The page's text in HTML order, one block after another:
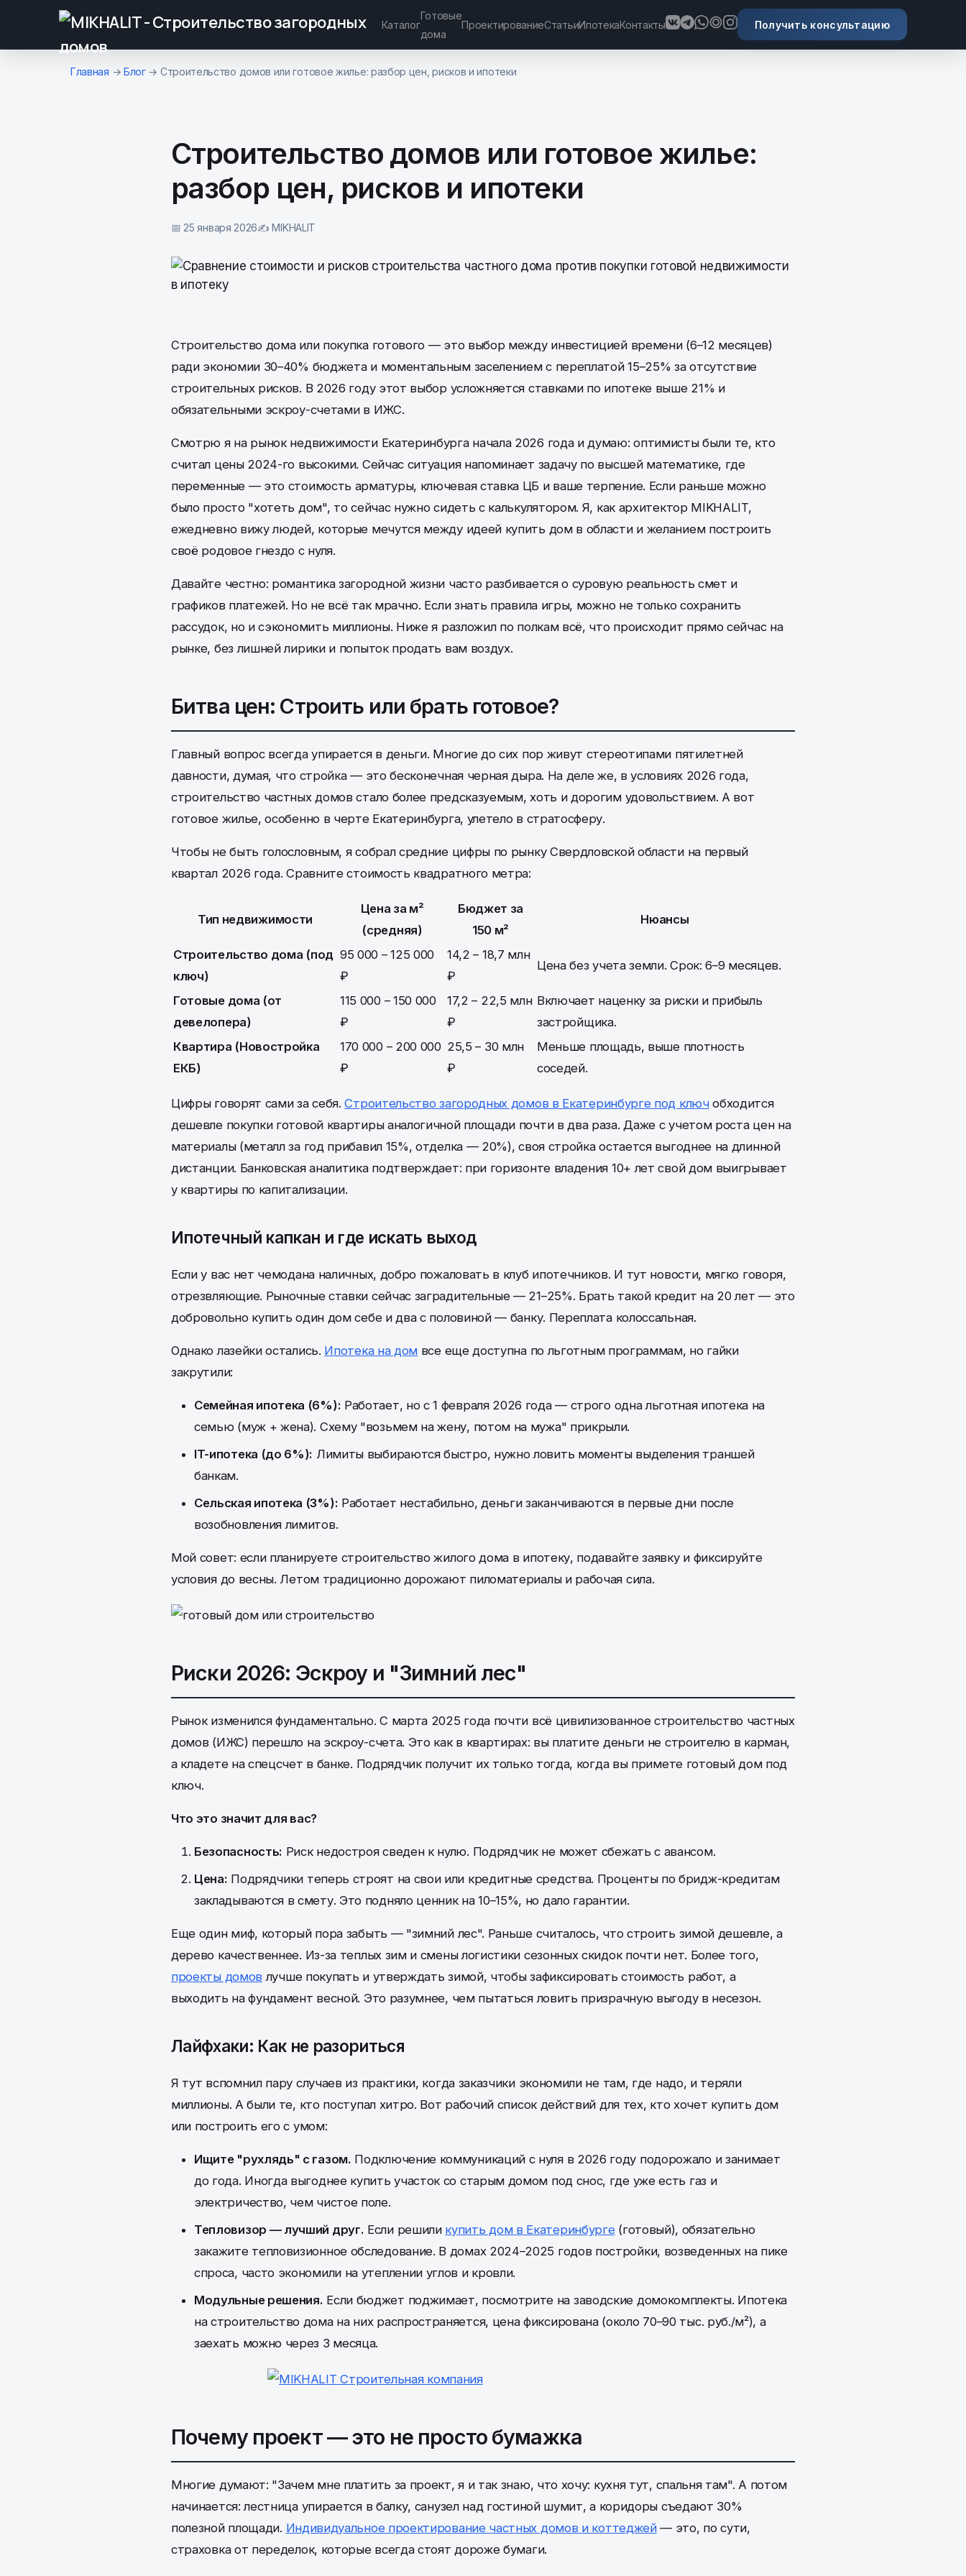
К основному содержимому
Каталог
Готовые
дома
ПроектированиеСтатьиИпотекаКонтакты Получить консультацию
Главная → Блог→ Строительство домов или готовое жилье: разбор цен, рисков и ипотеки
Строительство домов или готовое жилье:
разбор цен, рисков и ипотеки
📅 25 января 2026✍️ MIKHALIT
Строительство дома или покупка готового — это выбор между инвестицией времени (6–12 месяцев)
ради экономии 30–40% бюджета и моментальным заселением с переплатой 15–25% за отсутствие
строительных рисков. В 2026 году этот выбор усложняется ставками по ипотеке выше 21% и
обязательными эскроу-счетами в ИЖС.
Смотрю я на рынок недвижимости Екатеринбурга начала 2026 года и думаю: оптимисты были те, кто
считал цены 2024-го высокими. Сейчас ситуация напоминает задачу по высшей математике, где
переменные — это стоимость арматуры, ключевая ставка ЦБ и ваше терпение. Если раньше можно
было просто "хотеть дом", то сейчас нужно сидеть с калькулятором. Я, как архитектор MIKHALIT,
ежедневно вижу людей, которые мечутся между идеей купить дом в области и желанием построить
своё родовое гнездо с нуля.
Давайте честно: романтика загородной жизни часто разбивается о суровую реальность смет и
графиков платежей. Но не всё так мрачно. Если знать правила игры, можно не только сохранить
рассудок, но и сэкономить миллионы. Ниже я разложил по полкам всё, что происходит прямо сейчас на
рынке, без лишней лирики и попыток продать вам воздух.
Битва цен: Строить или брать готовое?
Главный вопрос всегда упирается в деньги. Многие до сих пор живут стереотипами пятилетней
давности, думая, что стройка — это бесконечная черная дыра. На деле же, в условиях 2026 года,
строительство частных домов стало более предсказуемым, хоть и дорогим удовольствием. А вот
готовое жилье, особенно в черте Екатеринбурга, улетело в стратосферу.
Чтобы не быть голословным, я собрал средние цифры по рынку Свердловской области на первый
квартал 2026 года. Сравните стоимость квадратного метра:
Тип недвижимости
Цена за м²
(средняя)
Бюджет за
150 м²
Нюансы
Строительство дома (под
ключ)
95 000 – 125 000
₽
14,2 – 18,7 млн
₽
Цена без учета земли. Срок: 6–9 месяцев.
Готовые дома (от
девелопера)
115 000 – 150 000
₽
17,2 – 22,5 млн
₽
Включает наценку за риски и прибыль
застройщика.
Квартира (Новостройка
ЕКБ)
170 000 – 200 000
₽
25,5 – 30 млн
₽
Меньше площадь, выше плотность
соседей.
Цифры говорят сами за себя.Строительство загородных домов в Екатеринбурге под ключобходится
дешевле покупки готовой квартиры аналогичной площади почти в два раза. Даже с учетом роста цен на
материалы (металл за год прибавил 15%, отделка — 20%), своя стройка остается выгоднее на длинной
дистанции. Банковская аналитика подтверждает: при горизонте владения 10+ лет свой дом выигрывает
у квартиры по капитализации.
Ипотечный капкан и где искать выход
Если у вас нет чемодана наличных, добро пожаловать в клуб ипотечников. И тут новости, мягко говоря,
отрезвляющие. Рыночные ставки сейчас заградительные — 21–25%. Брать такой кредит на 20 лет — это
добровольно купить один дом себе и два с половиной — банку. Переплата колоссальная.
Однако лазейки остались. Ипотека на дом все еще доступна по льготным программам, но гайки
закрутили:
Семейная ипотека (6%): Работает, но с 1 февраля 2026 года — строго одна льготная ипотека на
семью (муж + жена). Схему "возьмем на жену, потом на мужа" прикрыли.
IT-ипотека (до 6%): Лимиты выбираются быстро, нужно ловить моменты выделения траншей
банкам.
Сельская ипотека (3%): Работает нестабильно, деньги заканчиваются в первые дни после
возобновления лимитов.
Мой совет: если планируете строительство жилого дома в ипотеку, подавайте заявку и фиксируйте
условия до весны. Летом традиционно дорожают пиломатериалы и рабочая сила.
Риски 2026: Эскроу и "Зимний лес"
Рынок изменился фундаментально. С марта 2025 года почти всё цивилизованное строительство частных
домов (ИЖС) перешло на эскроу-счета. Это как в квартирах: вы платите деньги не строителю в карман,
а кладете на спецсчет в банке. Подрядчик получит их только тогда, когда вы примете готовый дом под
ключ.
Что это значит для вас?
Безопасность: Риск недостроя сведен к нулю. Подрядчик не может сбежать с авансом.
Цена: Подрядчики теперь строят на свои или кредитные средства. Проценты по бридж-кредитам
закладываются в смету. Это подняло ценник на 10–15%, но дало гарантии.
Еще один миф, который пора забыть — "зимний лес". Раньше считалось, что строить зимой дешевле, а
дерево качественнее. Из-за теплых зим и смены логистики сезонных скидок почти нет. Более того,
проекты домов лучше покупать и утверждать зимой, чтобы зафиксировать стоимость работ, а
выходить на фундамент весной. Это разумнее, чем пытаться ловить призрачную выгоду в несезон.
Лайфхаки: Как не разориться
Я тут вспомнил пару случаев из практики, когда заказчики экономили не там, где надо, и теряли
миллионы. А были те, кто поступал хитро. Вот рабочий список действий для тех, кто хочет купить дом
или построить его с умом:
Ищите "рухлядь" с газом. Подключение коммуникаций с нуля в 2026 году подорожало и занимает
до года. Иногда выгоднее купить участок со старым домом под снос, где уже есть газ и
электричество, чем чистое поле.
Тепловизор — лучший друг. Если решили купить дом в Екатеринбурге(готовый), обязательно
закажите тепловизионное обследование. В домах 2024–2025 годов постройки, возведенных на пике
спроса, часто экономили на утеплении углов и кровли.
Модульные решения. Если бюджет поджимает, посмотрите на заводские домокомплекты. Ипотека
на строительство дома на них распространяется, цена фиксирована (около 70–90 тыс. руб./м²), а
заехать можно через 3 месяца.
Почему проект — это не просто бумажка
Многие думают: "Зачем мне платить за проект, я и так знаю, что хочу: кухня тут, спальня там". А потом
начинается: лестница упирается в балку, санузел над гостиной шумит, а коридоры съедают 30%
полезной площади. Индивидуальное проектирование частных домов и коттеджей— это, по сути,
страховка от переделок, которые всегда стоят дороже бумаги.